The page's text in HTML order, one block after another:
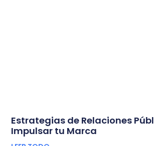
Estrategias de Relaciones
Impulsar tu Marca